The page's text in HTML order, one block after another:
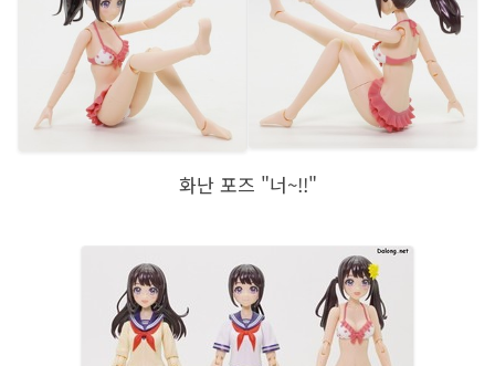
화난 포즈 "너~!!"